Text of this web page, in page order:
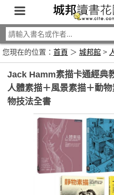
您現在的位置： 首頁 ＞ 城邦館 >
Jack Hamm素描卡通經典
人體素描＋風景素描＋動
物技法全書